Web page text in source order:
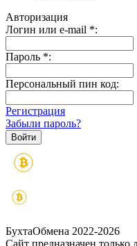
Авторизация
Логин или e-mail *:
Пароль *:
Персональный пин код:
Регистрация
Забыли пароль?
БухтаОбмена 2022-2026
Сайт предназначен только